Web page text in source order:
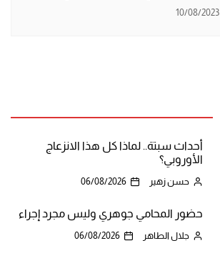
10/08/2023
أحداث سبتة.. لماذا كل هذا الانزعاج
الأوروبي؟
حسن زهير 06/08/2026
حضور المحامي جوهري وليس مجرد إجراء
جلال الطاهر 06/08/2026